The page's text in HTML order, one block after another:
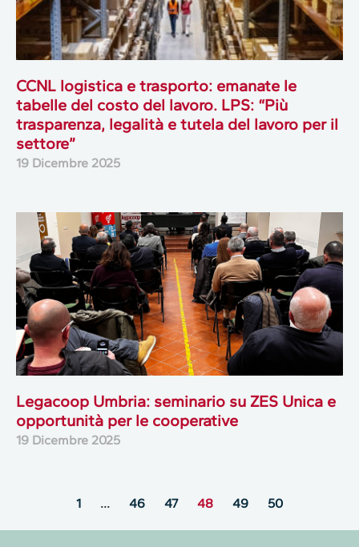
CCNL logistica e trasporto: emanate le
tabelle del costo del lavoro. LPS: “Più
trasparenza, legalità e tutela del lavoro per il
settore”
19 Dicembre 2025
Legacoop Umbria: seminario su ZES Unica e
opportunità per le cooperative
19 Dicembre 2025
1 … 46 47 48 49 50